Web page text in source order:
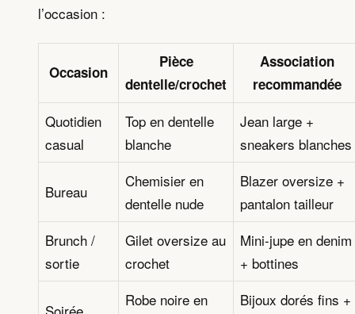
l’occasion :
Occasion
Pièce
dentelle/crochet
Association
recommandée
Quotidien
casual
Top en dentelle
blanche
Jean large +
sneakers blanches
Bureau
Chemisier en
dentelle nude
Blazer oversize +
pantalon tailleur
Brunch /
sortie
Gilet oversize au
crochet
Mini-jupe en denim
+ bottines
Robe noire en
Bijoux dorés fins +